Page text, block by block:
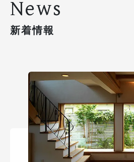
News
新着情報